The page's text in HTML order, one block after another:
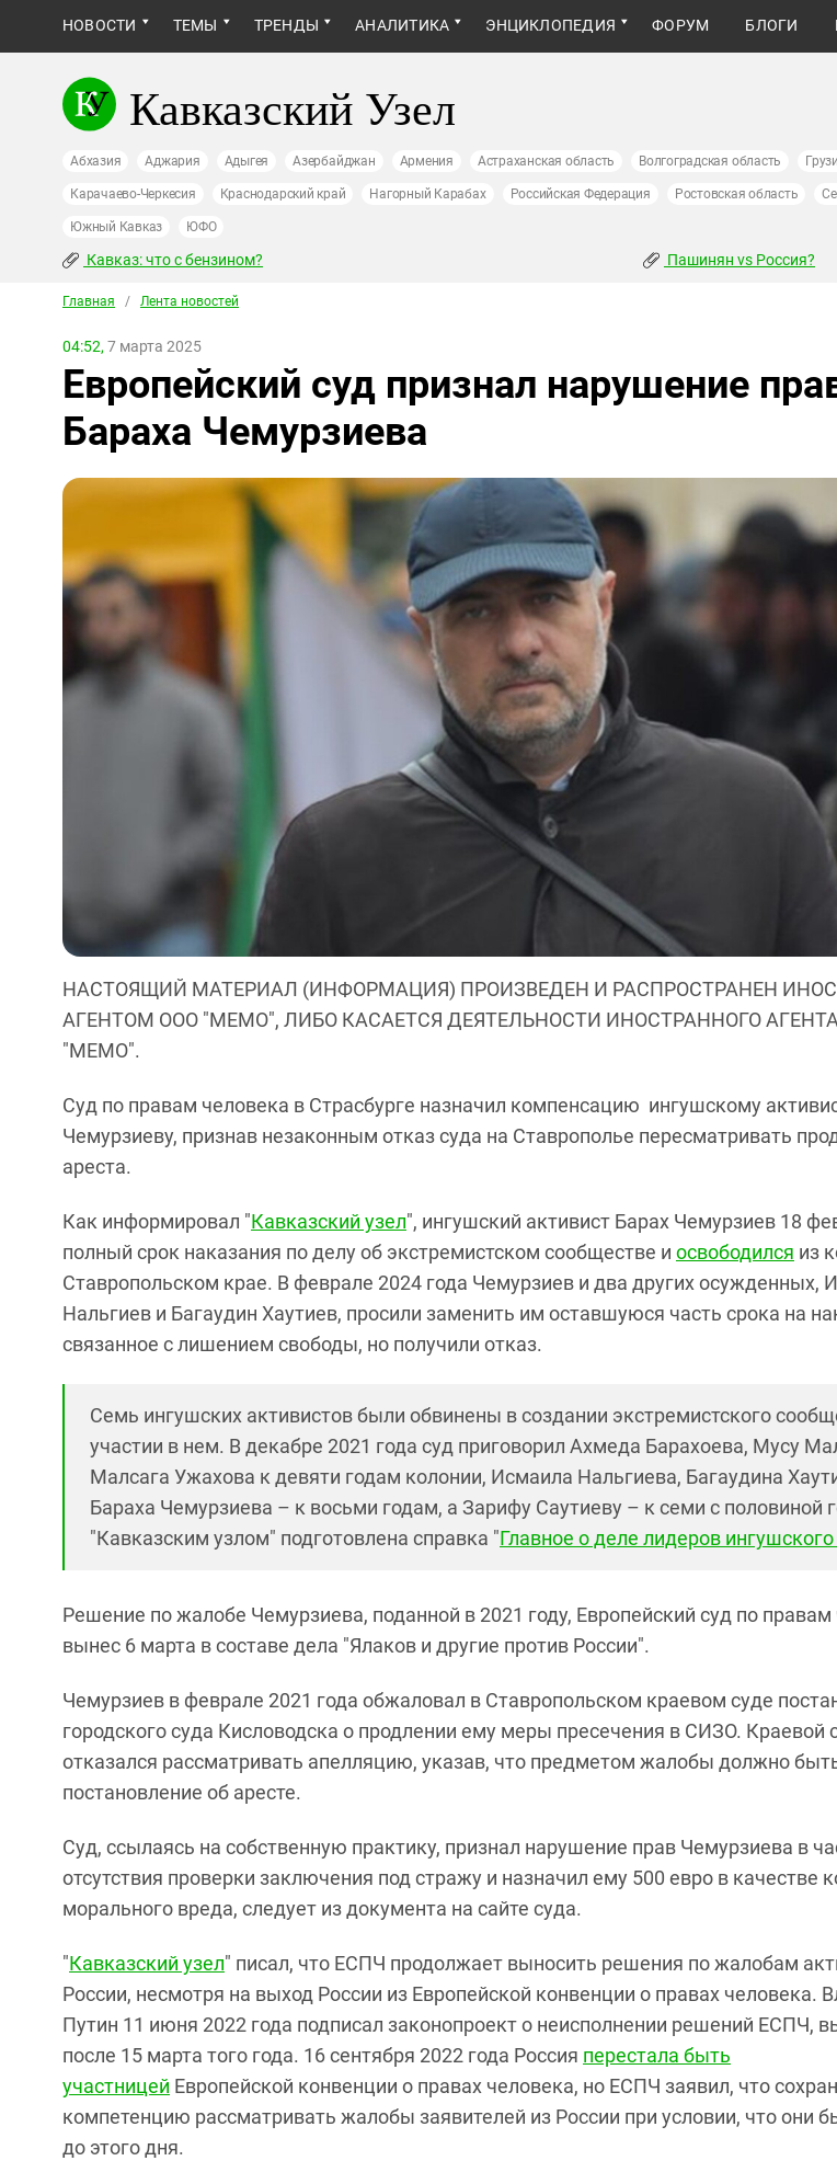
НОВОСТИ ТЕМЫ ТРЕНДЫ АНАЛИТИКА ЭНЦИКЛОПЕДИЯ ФОРУМ БЛОГИ
Кавказский Узел
Абхазия Аджария Адыгея Азербайджан Армения Астраханская область Волгоградская область
Карачаево-Черкесия Краснодарский край Нагорный Карабах Российская Федерация Ростовская область
Южный Кавказ ЮФО
Кавказ: что с бензином? Пашинян vs Россия?
Главная / Лента новостей
04:52, 7 марта 2025
Европейский суд признал нарушение
Бараха Чемурзиева
НАСТОЯЩИЙ МАТЕРИАЛ (ИНФОРМАЦИЯ) ПРОИЗВЕДЕН И РАСПРОСТРАНЕН
АГЕНТОМ ООО "МЕМО", ЛИБО КАСАЕТСЯ ДЕЯТЕЛЬНОСТИ ИНОСТРАННОГО
"МЕМО".
Суд по правам человека в Страсбурге назначил компенсацию ингушскому
Чемурзиеву, признав незаконным отказ суда на Ставрополье пересматривать
ареста.
Как информировал "Кавказский узел", ингушский активист Барах Чемурзиев 18
полный срок наказания по делу об экстремистском сообществе и освободился из
Ставропольском крае. В феврале 2024 года Чемурзиев и два других осужденных,
Нальгиев и Багаудин Хаутиев, просили заменить им оставшуюся часть срока на
связанное с лишением свободы, но получили отказ.
Семь ингушских активистов были обвинены в создании экстремистского
участии в нем. В декабре 2021 года суд приговорил Ахмеда Барахоева, Мусу
Малсага Ужахова к девяти годам колонии, Исмаила Нальгиева, Багаудина
Бараха Чемурзиева – к восьми годам, а Зарифу Саутиеву – к семи с половиной
"Кавказским узлом" подготовлена справка "Главное о деле лидеров ингушского
Решение по жалобе Чемурзиева, поданной в 2021 году, Европейский суд по правам
вынес 6 марта в составе дела "Ялаков и другие против России".
Чемурзиев в феврале 2021 года обжаловал в Ставропольском краевом суде
городского суда Кисловодска о продлении ему меры пресечения в СИЗО. Краевой
отказался рассматривать апелляцию, указав, что предметом жалобы должно
постановление об аресте.
Суд, ссылаясь на собственную практику, признал нарушение прав Чемурзиева в
отсутствия проверки заключения под стражу и назначил ему 500 евро в качестве
морального вреда, следует из документа на сайте суда.
"Кавказский узел" писал, что ЕСПЧ продолжает выносить решения по жалобам
России, несмотря на выход России из Европейской конвенции о правах человека.
Путин 11 июня 2022 года подписал законопроект о неисполнении решений ЕСПЧ,
после 15 марта того года. 16 сентября 2022 года Россия перестала быть
участницей Европейской конвенции о правах человека, но ЕСПЧ заявил, что
компетенцию рассматривать жалобы заявителей из России при условии, что они
до этого дня.